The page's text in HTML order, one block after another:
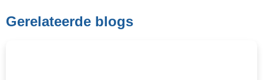
Gerelateerde blogs